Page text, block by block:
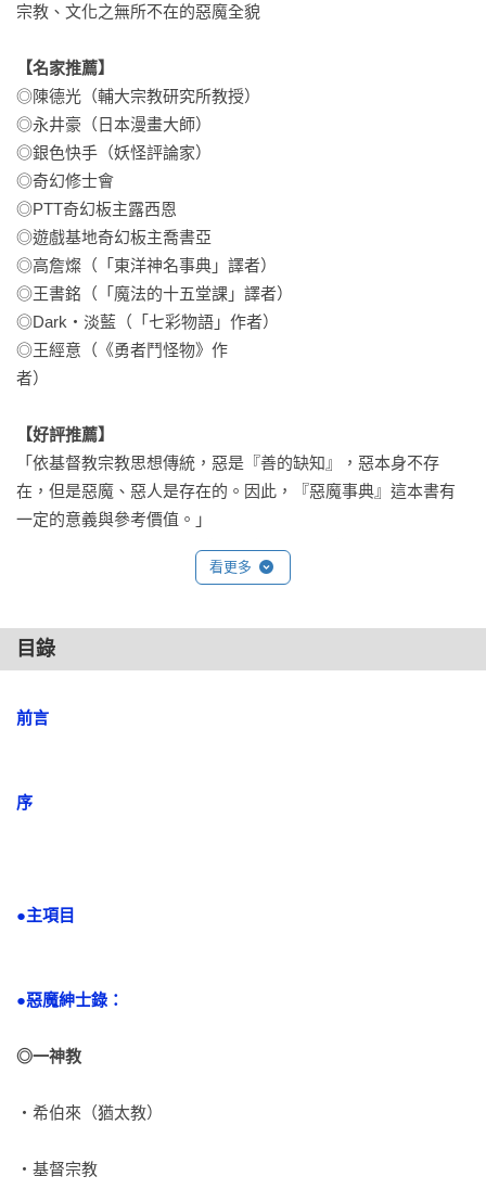
宗教、文化之無所不在的惡魔全貌
【名家推薦】
◎陳德光（輔大宗教研究所教授）
◎永井豪（日本漫畫大師）
◎銀色快手（妖怪評論家）
◎奇幻修士會
◎PTT奇幻板主露西恩
◎遊戲基地奇幻板主喬書亞
◎高詹燦（「東洋神名事典」譯者）
◎王書銘（「魔法的十五堂課」譯者）
◎Dark‧淡藍（「七彩物語」作者）
◎王經意（《勇者鬥怪物》作
者）
【好評推薦】
「依基督教宗教思想傳統，惡是『善的缺知』，惡本身不存
在，但是惡魔、惡人是存在的。因此，『惡魔事典』這本書有
一定的意義與參考價值。」
──陳德光（比利時魯汶大學宗教學博士、神學博士；輔大宗教
研究所教授；專長領域：神祕主義研究）
「總攬全世界的惡魔，真是太詳盡了!! 我至今從未見過羅列惡魔
如此豐富的書。被介紹的惡魔們應當也會在地獄裡滿心喜悅才
──永井豪（《惡魔人啟示錄》作者，日本漫畫大師）
──銀色快手（詩人、妖怪評論家）
──吳宜潔（奇幻修士會）
你將了解神與魔只有一線之隔。」
線索或靈感，也能讓你快速汲取超量惡魔能源的絕佳工具書與
──Dark‧淡藍（「七彩物語」作者；第二屆第三波奇幻文學獎
看更多
目錄
前言
序
●主項目
●惡魔紳士錄：
◎一神教
‧希伯來（猶太教）
‧基督宗教